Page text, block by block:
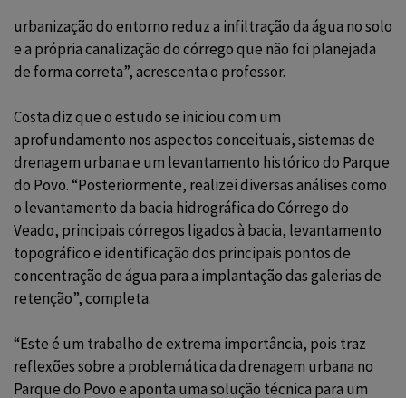
urbanização do entorno reduz a infiltração da água no solo
e a própria canalização do córrego que não foi planejada
de forma correta”, acrescenta o professor.
Costa diz que o estudo se iniciou com um
aprofundamento nos aspectos conceituais, sistemas de
drenagem urbana e um levantamento histórico do Parque
do Povo. “Posteriormente, realizei diversas análises como
o levantamento da bacia hidrográfica do Córrego do
Veado, principais córregos ligados à bacia, levantamento
topográfico e identificação dos principais pontos de
concentração de água para a implantação das galerias de
retenção”, completa.
“Este é um trabalho de extrema importância, pois traz
reflexões sobre a problemática da drenagem urbana no
Parque do Povo e aponta uma solução técnica para um